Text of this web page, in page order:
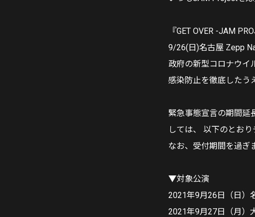
『GET OVER -JAM
9/26(日)名古屋 Zepp
政府の新型コロナウイ
感染防止を徹底したう
緊急事態宣言の期間延
しては、 以下のとお
なお、受付期間を過ぎ
▼対象公演
2021年9月26日（日）
2021年9月27日（月）